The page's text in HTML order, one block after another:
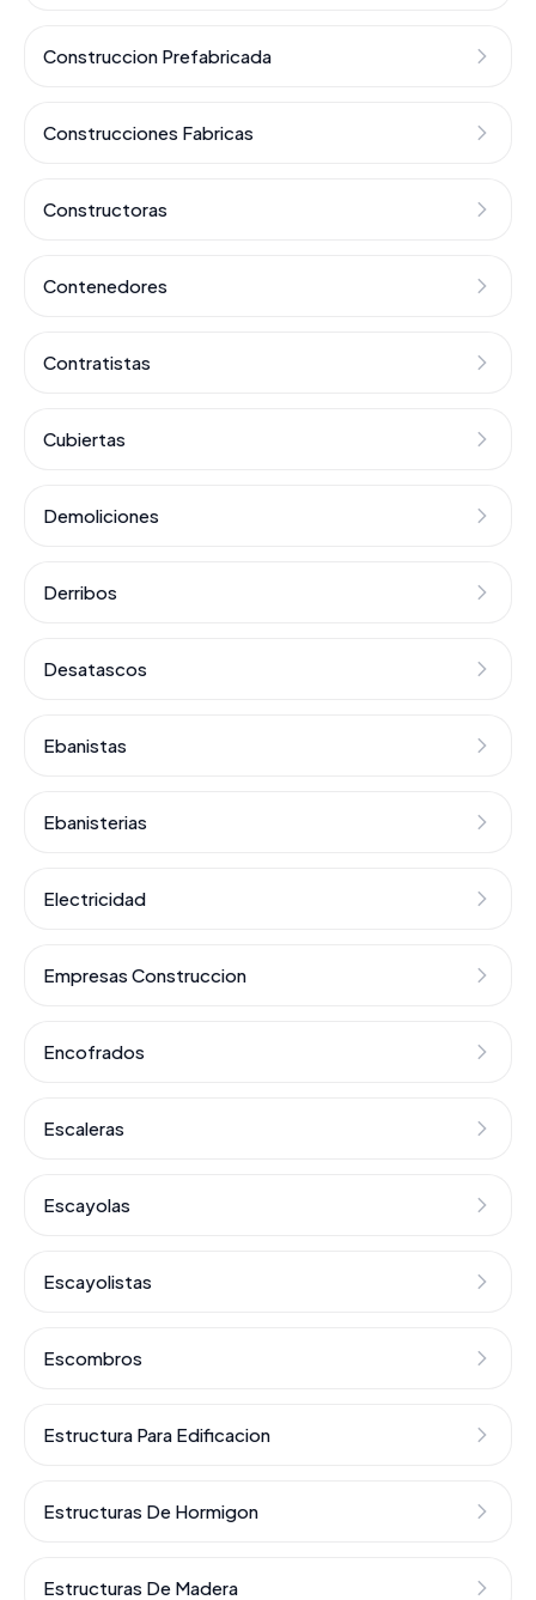
Construccion Prefabricada
Construcciones Fabricas
Constructoras
Contenedores
Contratistas
Cubiertas
Demoliciones
Derribos
Desatascos
Ebanistas
Ebanisterias
Electricidad
Empresas Construccion
Encofrados
Escaleras
Escayolas
Escayolistas
Escombros
Estructura Para Edificacion
Estructuras De Hormigon
Estructuras De Madera